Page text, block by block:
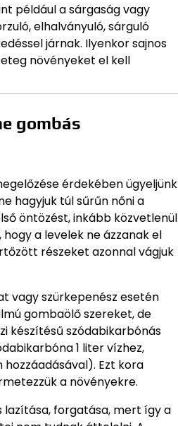
például a sárgaság vagy
elhalványuló, sárguló
járnak. Ilyenkor sajnos
növényeket el kell
gombás
érdekében ügyeljünk
hagyjuk túl sűrűn nőni a
öntözést, inkább közvetlenül
a levelek ne ázzanak el
részeket azonnal vágjuk
vagy szürkepenész esetén
gombaölő szereket, de
készítésű szódabikarbónás
1 liter vízhez,
Ezt kora
a növényekre.
lazítása, forgatása, mert így a